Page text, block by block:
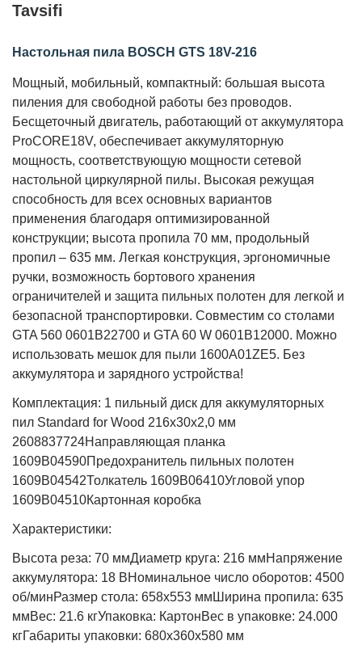
Tavsifi
Настольная пила BOSCH GTS 18V-216
Мощный, мобильный, компактный: большая высота
пиления для свободной работы без проводов.
Бесщеточный двигатель, работающий от аккумулятора
ProCORE18V, обеспечивает аккумуляторную
мощность, соответствующую мощности сетевой
настольной циркулярной пилы. Высокая режущая
способность для всех основных вариантов
применения благодаря оптимизированной
конструкции; высота пропила 70 мм, продольный
пропил – 635 мм. Легкая конструкция, эргономичные
ручки, возможность бортового хранения
ограничителей и защита пильных полотен для легкой и
безопасной транспортировки. Совместим со столами
GTA 560 0601B22700 и GTA 60 W 0601B12000. Можно
использовать мешок для пыли 1600A01ZE5. Без
аккумулятора и зарядного устройства!
Комплектация: 1 пильный диск для аккумуляторных
пил Standard for Wood 216x30x2,0 мм
2608837724Направляющая планка
1609B04590Предохранитель пильных полотен
1609B04542Толкатель 1609B06410Угловой упор
1609B04510Картонная коробка
Характеристики:
Высота реза: 70 ммДиаметр круга: 216 ммНапряжение
аккумулятора: 18 ВНоминальное число оборотов: 4500
об/минРазмер стола: 658х553 ммШирина пропила: 635
ммВес: 21.6 кгУпаковка: КартонВес в упаковке: 24.000
кгГабариты упаковки: 680х360х580 мм